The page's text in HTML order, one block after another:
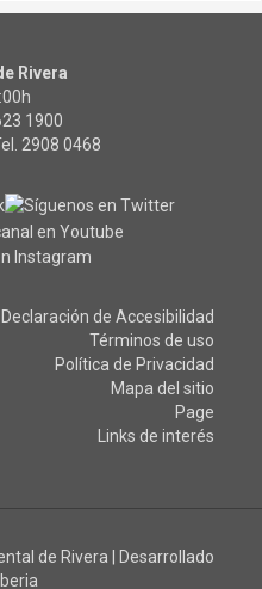
Rivera
1900
2908 0468
Declaración de Accesibilidad
Términos de uso
Política de Privacidad
Mapa del sitio
Page
Links de interés
de Rivera
Desarrollado